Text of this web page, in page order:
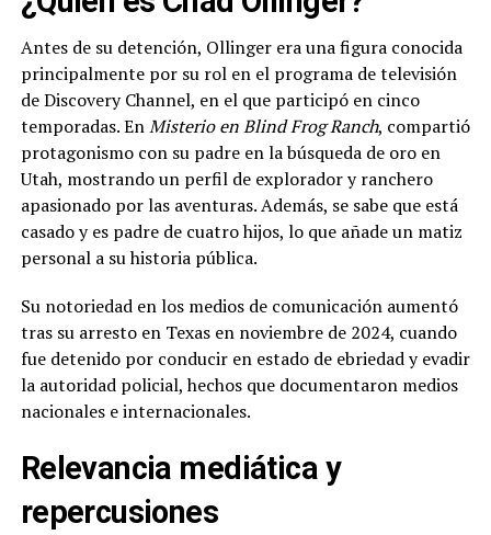
Antes de su detención, Ollinger era una figura conocida
principalmente por su rol en el programa de televisión
de Discovery Channel, en el que participó en cinco
temporadas. EnMisterio en Blind Frog Ranch, compartió
protagonismo con su padre en la búsqueda de oro en
Utah, mostrando un perfil de explorador y ranchero
apasionado por las aventuras. Además, se sabe que está
casado y es padre de cuatro hijos, lo que añade un matiz
personal a su historia pública.
Su notoriedad en los medios de comunicación aumentó
tras su arresto en Texas en noviembre de 2024, cuando
fue detenido por conducir en estado de ebriedad y evadir
la autoridad policial, hechos que documentaron medios
nacionales e internacionales.
Relevancia mediática y
repercusiones